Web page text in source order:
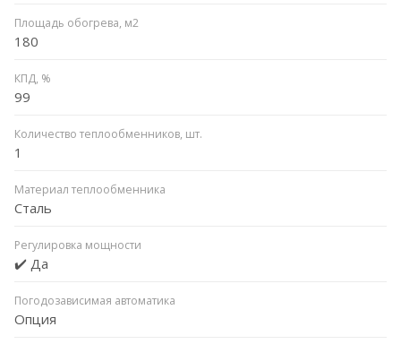
Площадь обогрева, м2
180
КПД, %
99
Количество теплообменников, шт.
1
Материал теплообменника
Сталь
Регулировка мощности
✔️ Да
Погодозависимая автоматика
Опция